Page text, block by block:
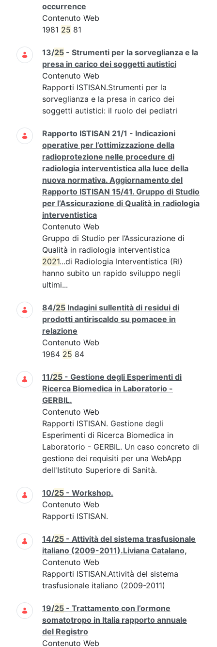
occurrence
Contenuto Web
1981 25 81
13/25 - Strumenti per la sorveglianza e la
presa in carico dei soggetti autistici
Contenuto Web
Rapporti ISTISAN.Strumenti per la
sorveglianza e la presa in carico dei
soggetti autistici: il ruolo dei pediatri
Rapporto ISTISAN 21/1 - Indicazioni
operative per l’ottimizzazione della
radioprotezione nelle procedure di
radiologia interventistica alla luce della
nuova normativa. Aggiornamento del
Rapporto ISTISAN 15/41. Gruppo di Studio
per l’Assicurazione di Qualità in radiologia
interventistica
Contenuto Web
Gruppo di Studio per l’Assicurazione di
Qualità in radiologia interventistica
2021...di Radiologia Interventistica (RI)
hanno subito un rapido sviluppo negli
ultimi...
84/25 Indagini sullentità di residui di
prodotti antiriscaldo su pomacee in
relazione
Contenuto Web
1984 25 84
11/25 - Gestione degli Esperimenti di
Ricerca Biomedica in Laboratorio -
GERBIL.
Contenuto Web
Rapporti ISTISAN. Gestione degli
Esperimenti di Ricerca Biomedica in
Laboratorio - GERBIL. Un caso concreto di
gestione dei requisiti per una WebApp
dell'Istituto Superiore di Sanità.
10/25 - Workshop.
Contenuto Web
Rapporti ISTISAN.
14/25 - Attività del sistema trasfusionale
italiano (2009-2011).Liviana Catalano,
Contenuto Web
Rapporti ISTISAN.Attività del sistema
trasfusionale italiano (2009-2011)
19/25 - Trattamento con l’ormone
somatotropo in Italia rapporto annuale
del Registro
Contenuto Web